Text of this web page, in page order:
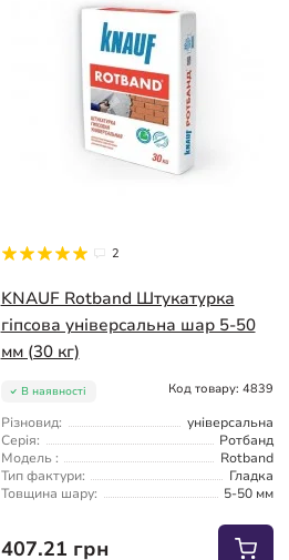
2
KNAUF Rotband Штукатурка
гіпсова універсальна шар 5-50
мм (30 кг)
В наявності Код товару: 4839
Різновид:
універсальна
Серія:
Ротбанд
Модель :
Rotband
Тип фактури:
Гладка
Товщина шару:
5-50 мм
407.21 грн